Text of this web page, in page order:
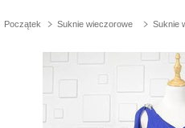
Początek Suknie wieczorowe Suknie